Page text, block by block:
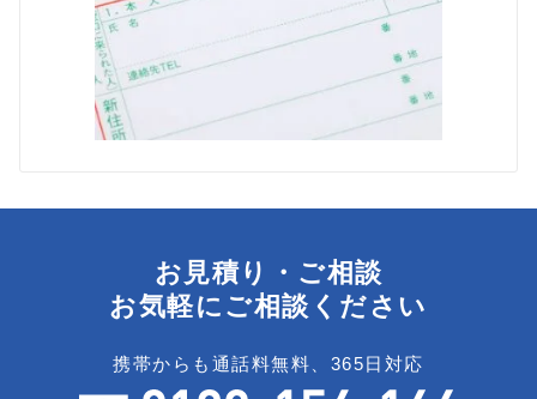
お見積り・ご相談
お気軽にご相談ください
携帯からも通話料無料、365日対応